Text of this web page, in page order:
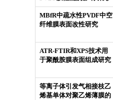
MBfR中疏水性PVDF中空
纤维膜表面改性研究
ATR-FTIR和XPS技术用
于聚酰胺膜表面组成研究
等离子体引发气相接枝乙
烯基单体对聚乙烯薄膜的